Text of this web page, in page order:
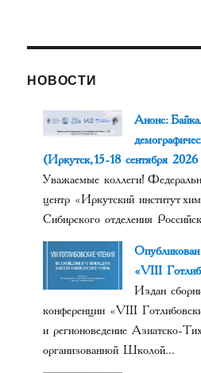
НОВОСТИ
Анонс:
(Иркутск, 15-18 сентября
Уважаемые коллеги!
центр «Иркутский институт
Сибирского отделения
«VIII
Издан
конференции «VIII
и регионоведение Азиатско-
организованной Школой...